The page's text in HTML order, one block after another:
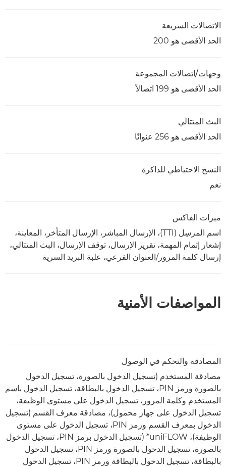
الاتصالات السريعة
الحد الأقصى هو 200
وجهات/اتصالات المجموعة
الحد الأقصى هو 199 اتصالاً
البث المتتالي
الحد الأقصى هو 256 عنوانًا
النسخ الاحتياطي للذاكرة
نعم
ميزات الفاكس
اسم المرسِل (TTI)، الإرسال المباشر، الإرسال المتأخر، المعاينة،
إشعار إتمام المهمة، تقرير الإرسال، توقف الإرسال، البث المتتالي،
إرسال كلمة المرور/العنوان الفرعي، علبة البريد السرية
المواصفات الأمنية
المصادقة والتحكم في الوصول
مصادقة المستخدم (تسجيل الدخول بالصورة، تسجيل الدخول
بالصورة ورمز PIN، تسجيل الدخول بالبطاقة، تسجيل الدخول باسم
المستخدم وكلمة المرور، تسجيل الدخول على مستوى الوظيفة،
تسجيل الدخول على جهاز محمول)، مصادقة معرف القسم (تسجيل
الدخول بمعرف القسم ورمز PIN، تسجيل الدخول على مستوى
الوظيفة)، uniFLOW* (تسجيل الدخول برمز PIN، تسجيل الدخول
بالصورة، تسجيل الدخول بالصورة ورمز PIN، تسجيل الدخول
بالبطاقة، تسجيل الدخول بالبطاقة ورمز PIN، تسجيل الدخول